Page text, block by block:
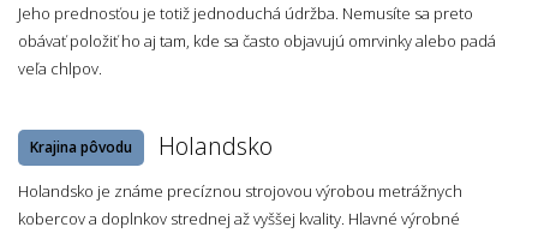
Jeho prednosťou je totiž jednoduchá údržba. Nemusíte sa preto
obávať položiť ho aj tam, kde sa často objavujú omrvinky alebo padá
veľa chlpov.
Krajina pôvodu Holandsko
Holandsko je známe precíznou strojovou výrobou metrážnych
kobercov a doplnkov strednej až vyššej kvality. Hlavné výrobné